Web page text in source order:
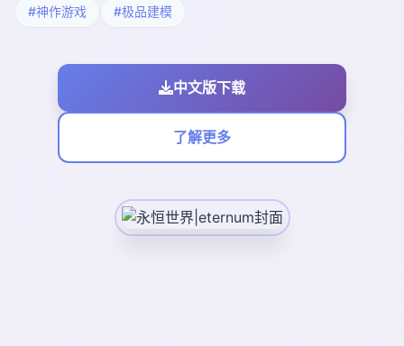
#神作游戏 #极品建模
中文版下载
了解更多